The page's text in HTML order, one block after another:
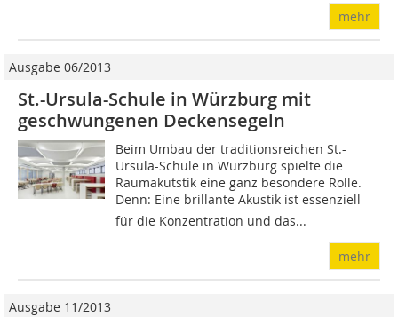
mehr
Ausgabe 06/2013
St.-Ursula-Schule in Würzburg mit
geschwungenen Deckensegeln
Beim Umbau der traditionsreichen St.-
Ursula-Schule in Würzburg spielte die
Raumakutstik eine ganz besondere Rolle.
Denn: Eine brillante Akustik ist essenziell
für die Konzentration und das...
mehr
Ausgabe 11/2013